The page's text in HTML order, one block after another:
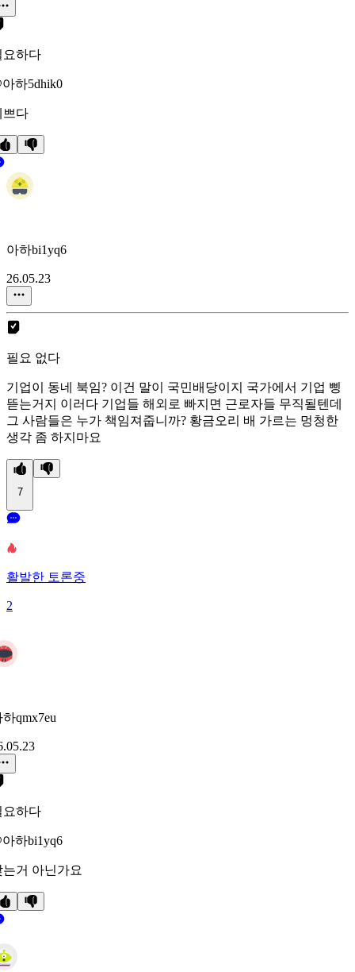
요하다
아하5dhik0
쁘다
아하bi1yq6
26.05.23
필요 없다
기업이 동네 북임? 이건 말이 국민배당이지 국가에서 기업 삥
뜯는거지 이러다 기업들 해외로 빠지면 근로자들 무직될텐데
그 사람들은 누가 책임져줍니까? 황금오리 배 가르는 멍청한
생각 좀 하지마요
7
활발한 토론중
2
qmx7eu
요하다
아하bi1yq6
는거 아닌가요